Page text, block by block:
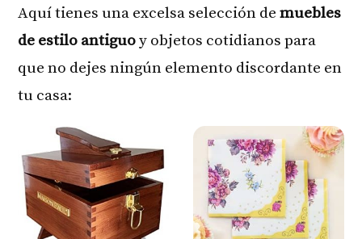
Aquí tienes una excelsa selección demuebles
de estilo antiguoy objetos cotidianos para
que no dejes ningún elemento discordante en
tu casa: